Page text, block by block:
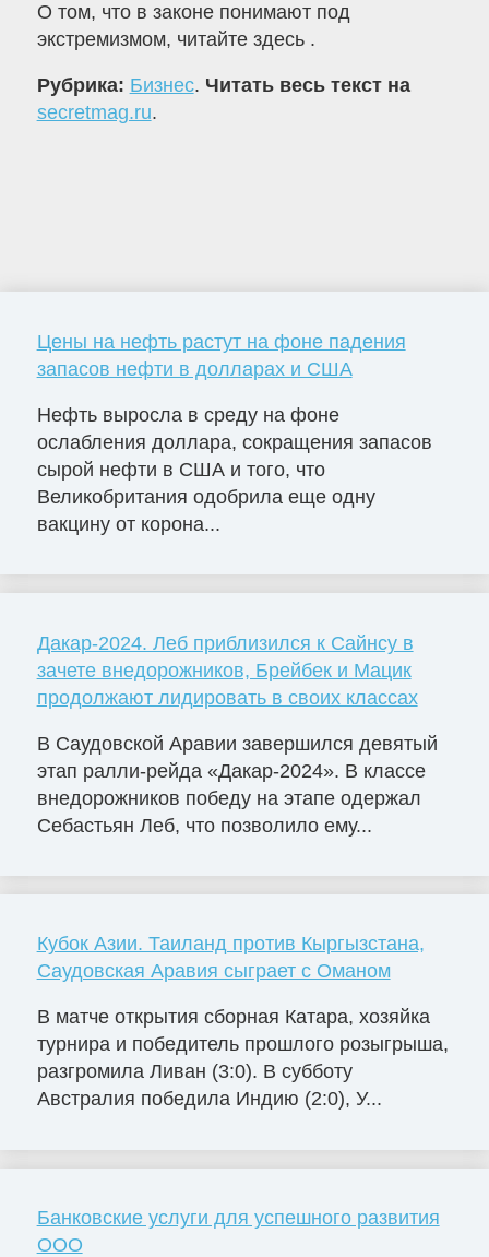
О том, что в законе понимают под
экстремизмом, читайте здесь .
Рубрика: Бизнес. Читать весь текст на
secretmag.ru.
Цены на нефть растут на фоне падения
запасов нефти в долларах и США
Нефть выросла в среду на фоне
ослабления доллара, сокращения запасов
сырой нефти в США и того, что
Великобритания одобрила еще одну
вакцину от корона...
Дакар-2024. Леб приблизился к Сайнсу в
зачете внедорожников, Брейбек и Мацик
продолжают лидировать в своих классах
В Саудовской Аравии завершился девятый
этап ралли-рейда «Дакар-2024». В классе
внедорожников победу на этапе одержал
Себастьян Леб, что позволило ему...
Кубок Азии. Таиланд против Кыргызстана,
Саудовская Аравия сыграет с Оманом
В матче открытия сборная Катара, хозяйка
турнира и победитель прошлого розыгрыша,
разгромила Ливан (3:0). В субботу
Австралия победила Индию (2:0), У...
Банковские услуги для успешного развития
ООО